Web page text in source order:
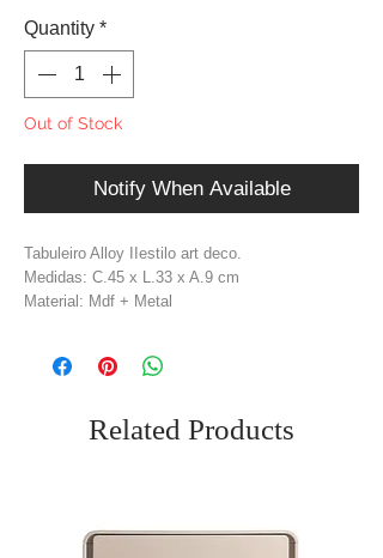
Quantity *
Out of Stock
Notify When Available
Tabuleiro Alloy IIestilo art deco.
Medidas: C.45 x L.33 x A.9 cm
Material: Mdf + Metal
Related Products